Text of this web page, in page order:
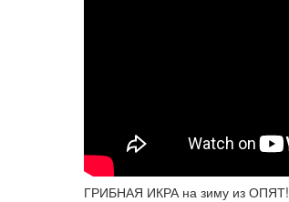
ГРИБНАЯ ИКРА на зиму из